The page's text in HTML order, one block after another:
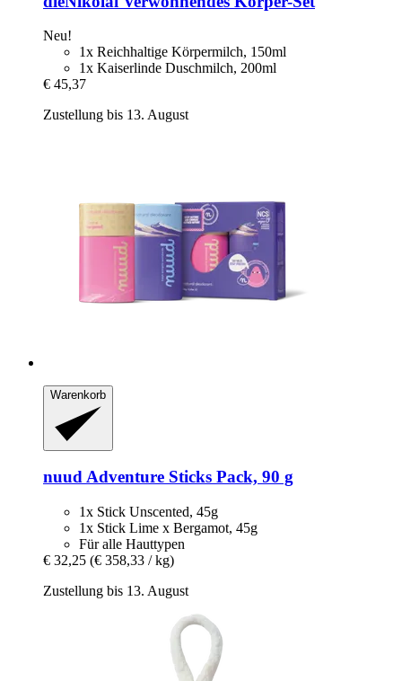
Neu!
1x Reichhaltige Körpermilch, 150ml
1x Kaiserlinde Duschmilch, 200ml
€ 45,37
Zustellung bis 13. August
Warenkorb
nuudAdventure Sticks Pack, 90 g
1x Stick Unscented, 45g
1x Stick Lime x Bergamot, 45g
Für alle Hauttypen
€ 32,25 (€ 358,33 / kg)
Zustellung bis 13. August